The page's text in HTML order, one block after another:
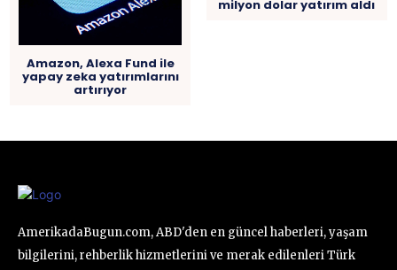
Amazon, Alexa Fund ile
yapay zeka yatırımlarını
artırıyor
milyon dolar yatırım aldı
AmerikadaBugun.com, ABD'den en güncel haberleri, yaşam
bilgilerini, rehberlik hizmetlerini ve merak edilenleri Türk